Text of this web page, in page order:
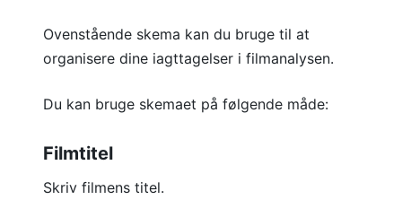
Ovenstående skema kan du bruge til at
organisere dine iagttagelser i filmanalysen.
Du kan bruge skemaet på følgende måde:
Filmtitel
Skriv filmens titel.